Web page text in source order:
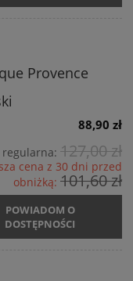
Provence
88,90 zł
regularna: 127,00 zł
cena z 30 dni przed
obniżką: 101,60 zł
POWIADOM O
DOSTĘPNOŚCI